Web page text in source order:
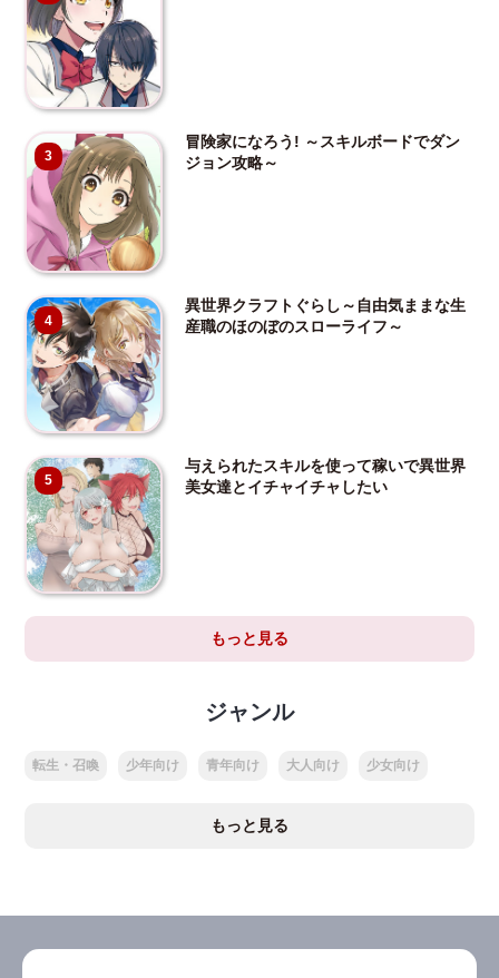
3
冒険家になろう! ～スキルボードでダン
ジョン攻略～
4
異世界クラフトぐらし～自由気ままな生
産職のほのぼのスローライフ～
5
与えられたスキルを使って稼いで異世界
美女達とイチャイチャしたい
もっと見る
ジャンル
転生・召喚 少年向け 青年向け 大人向け 少女向け
もっと見る